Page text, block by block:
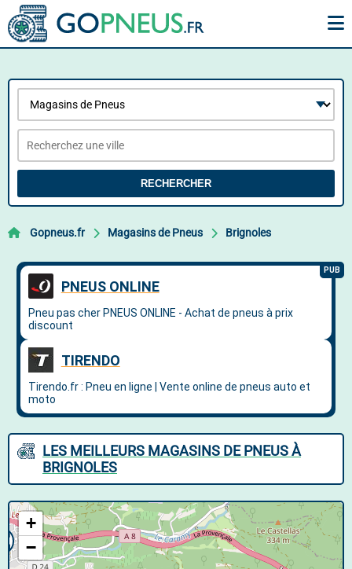
RECHERCHER
Gopneus.fr Magasins de Pneus Brignoles
LES MEILLEURS MAGASINS DE PNEUS À
BRIGNOLES
+
−